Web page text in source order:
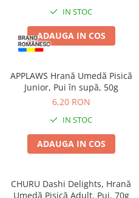
IN STOC
ADAUGA IN COS
APPLAWS Hrană Umedă Pisică
Junior, Pui în supă, 50g
6,20 RON
IN STOC
ADAUGA IN COS
CHURU Dashi Delights, Hrană
Umedă Pisică Adult, Pui, 70g